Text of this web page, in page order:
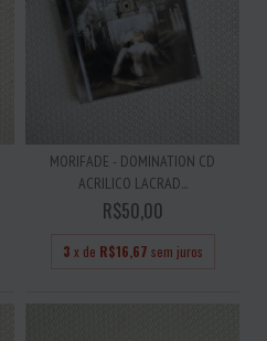
MORIFADE - DOMINATION CD
ACRILICO LACRAD...
R$50,00
3 x de R$16,67 sem juros